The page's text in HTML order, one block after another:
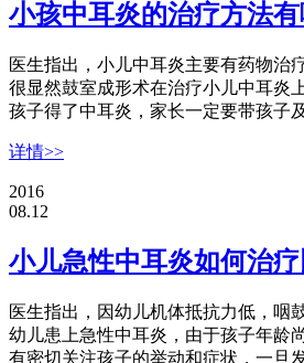
小孩中耳炎的治疗方法有
医生指出，小儿中耳炎主要有药物治
很显然鼓室成形术在治疗小儿中耳炎
孩子得了中耳炎，家长一定要带孩子
详情>>
2016
08.12
小儿急性中耳炎如何治
医生指出，因幼儿机体抵抗力低，咽
幼儿患上急性中耳炎，由于孩子年龄
有密切关注孩子的举动和症状，一旦